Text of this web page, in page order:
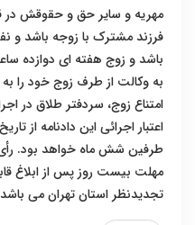
مهریه و سایر حق و حقوقش در
فرزند مشترک با زوجه باشد و
باشد و زوج هفته ای دوازده
به وکالت از طرف زوج خود را
امتناع زوج، سردفتر طلاق در
اعتبار اجرائی این دادنامه از
طرفین شش ماه خواهد بود.
مهلت بیست روز پس از ابلاغ
تجدیدنظر استان تهران می